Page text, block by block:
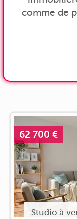
comme de
62 700 €
Studio à